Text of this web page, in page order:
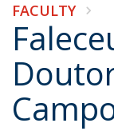
FACULTY